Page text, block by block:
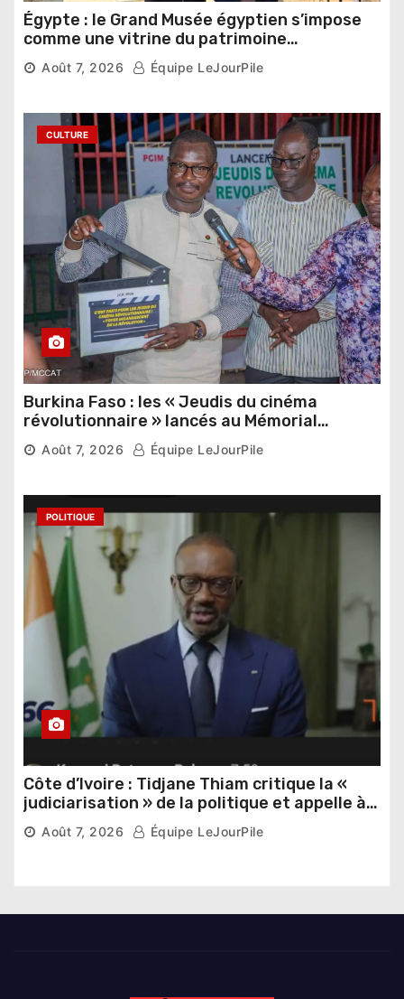
Égypte : le Grand Musée égyptien s’impose
comme une vitrine du patrimoine
pharaonique auprès des dirigeants
étrangers
Août 7, 2026 Équipe LeJourPile
CULTURE
Burkina Faso : les « Jeudis du cinéma
révolutionnaire » lancés au Mémorial
Thomas Sankara
Août 7, 2026 Équipe LeJourPile
POLITIQUE
Côte d’Ivoire : Tidjane Thiam critique la «
judiciarisation » de la politique et appelle à
poursuivre l’apaisement
Août 7, 2026 Équipe LeJourPile